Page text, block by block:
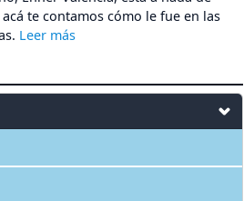
te contamos cómo le fue en las